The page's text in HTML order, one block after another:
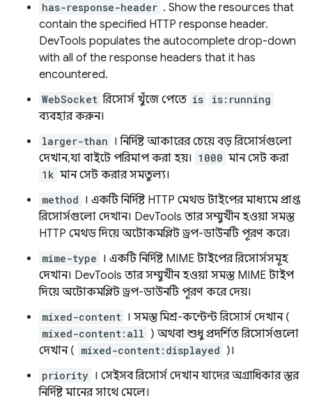
has-response-header . Show the resources that
contain the specified HTTP response header.
DevTools populates the autocomplete drop-down
with all of the response headers that it has
encountered.
WebSocket রিসোর্স খুঁজে পেতে is is:running
ব্যবহার করুন।
larger-than । নির্দিষ্ট আকারের চেয়ে বড় রিসোর্সগুলো
দেখান, যা বাইটে পরিমাপ করা হয়। 1000 মান সেট করা
1k মান সেট করার সমতুল্য।
method । একটি নির্দিষ্ট HTTP মেথড টাইপের মাধ্যমে প্রাপ্ত
রিসোর্সগুলো দেখান। DevTools তার সম্মুখীন হওয়া সমস্ত
HTTP মেথড দিয়ে অটোকমপ্লিট ড্রপ-ডাউনটি পূরণ করে।
mime-type । একটি নির্দিষ্ট MIME টাইপের রিসোর্সসমূহ
দেখান। DevTools তার সম্মুখীন হওয়া সমস্ত MIME টাইপ
দিয়ে অটোকমপ্লিট ড্রপ-ডাউনটি পূরণ করে দেয়।
mixed-content । সমস্ত মিশ্র-কন্টেন্ট রিসোর্স দেখান (
mixed-content:all ) অথবা শুধু প্রদর্শিত রিসোর্সগুলো
দেখান ( mixed-content:displayed )।
priority । সেইসব রিসোর্স দেখান যাদের অগ্রাধিকার স্তর
নির্দিষ্ট মানের সাথে মেলে।